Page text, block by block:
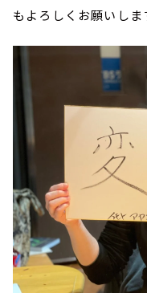
もよろしくお願いしま